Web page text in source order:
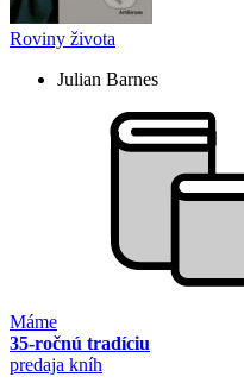
Roviny života
Julian Barnes
Máme
35-ročnú tradíciu
predaja kníh